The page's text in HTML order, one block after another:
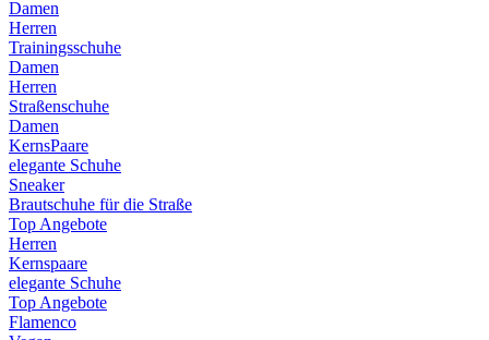
Damen
Herren
Trainingsschuhe
Damen
Herren
Straßenschuhe
Damen
KernsPaare
elegante Schuhe
Sneaker
Brautschuhe für die Straße
Top Angebote
Herren
Kernspaare
elegante Schuhe
Top Angebote
Flamenco